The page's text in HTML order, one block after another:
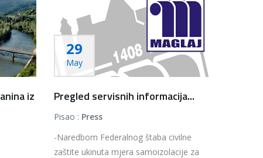
iz
29
May
Pregled servisnih informacija...
Pisao : Press
-Naredbom Federalnog štaba civilne
zaštite ukinuta mjera samoizolacije za